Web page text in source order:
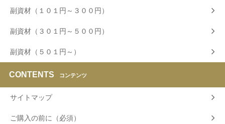
副資材（１０１円～３００円）
副資材（３０１円～５００円）
副資材（５０１円～）
CONTENTS コンテンツ
サイトマップ
ご購入の前に（必須）